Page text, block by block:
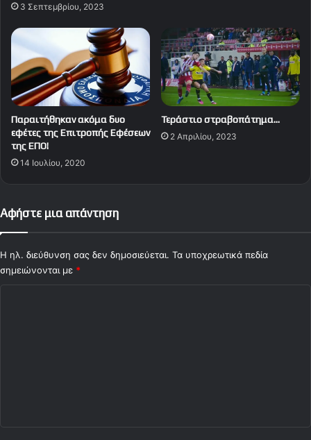
3 Σεπτεμβρίου, 2023
Παραιτήθηκαν ακόμα δυο
εφέτες της Επιτροπής Εφέσεων
της ΕΠΟ!
14 Ιουλίου, 2020
Τεράστιο στραβοπάτημα…
2 Απριλίου, 2023
Αφήστε μια απάντηση
Η ηλ. διεύθυνση σας δεν δημοσιεύεται. Τα υποχρεωτικά πεδία
σημειώνονται με *